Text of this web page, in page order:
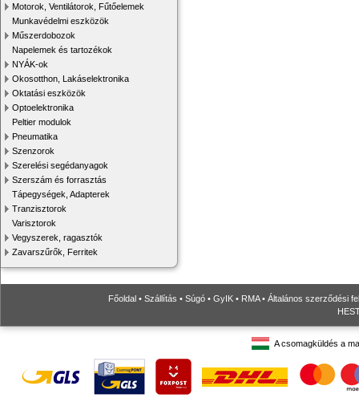
Motorok, Ventilátorok, Fűtőelemek
Munkavédelmi eszközök
Műszerdobozok
Napelemek és tartozékok
NYÁK-ok
Okosotthon, Lakáselektronika
Oktatási eszközök
Optoelektronika
Peltier modulok
Pneumatika
Szenzorok
Szerelési segédanyagok
Szerszám és forrasztás
Tápegységek, Adapterek
Tranzisztorok
Varisztorok
Vegyszerek, ragasztók
Zavarszűrők, Ferritek
Főoldal • Szállítás • Súgó • GyIK • RMA• Általános szerződési
A csomagküldés a